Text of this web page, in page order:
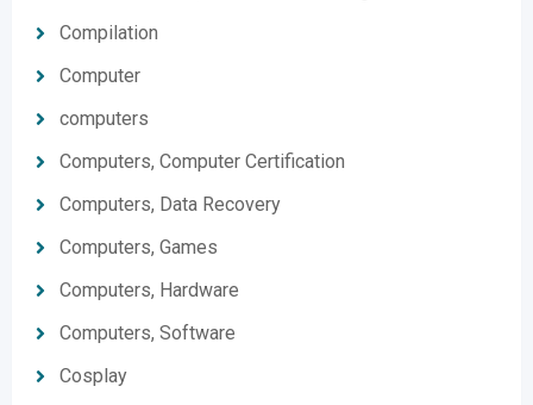
Compilation
Computer
computers
Computers, Computer Certification
Computers, Data Recovery
Computers, Games
Computers, Hardware
Computers, Software
Cosplay